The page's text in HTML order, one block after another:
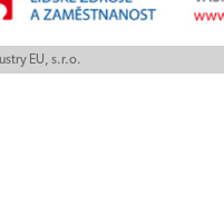
EU, s.r.o.